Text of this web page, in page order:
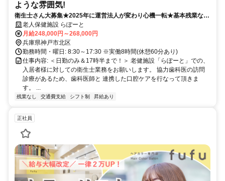
ような雰囲気!
衛生士さん大募集★2025年に運営法人が変わり心機一転★基本残業な
し・みんな定時で帰ってます★
老人保健施設 らぽーと
月給248,000円～268,000円
兵庫県神戸市北区
勤務時間・曜日: 8:30～17:30 ※実働8時間(休憩60分あり)
仕事内容: ＜日勤のみ＆17時半まで！＞ 老健施設「らぽーと」での、
入居者様に対しての衛生士業務をお願いします。 協力歯科医の訪問
診療があるため、歯科医師と 連携した口腔ケアを行なって頂きま
す。 ...
残業なし 交通費支給 シフト制 昇給あり
正社員